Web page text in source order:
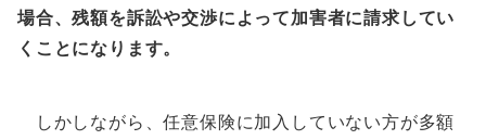
場合、残額を訴訟や交渉によって加害者に請求してい
くことになります。
しかしながら、任意保険に加入していない方が多額